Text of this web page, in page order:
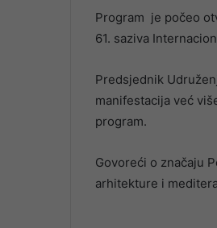
Program je počeo
61. saziva
Predsjednik
manifestacija već
program.
Govoreći o značaju
arhitekture i